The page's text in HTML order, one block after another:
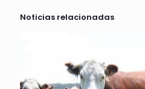
Noticias relacionadas